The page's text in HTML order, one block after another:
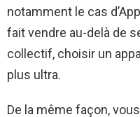
notamment le cas
fait vendre au-delà de
collectif, choisir un
plus ultra.
De la même façon,